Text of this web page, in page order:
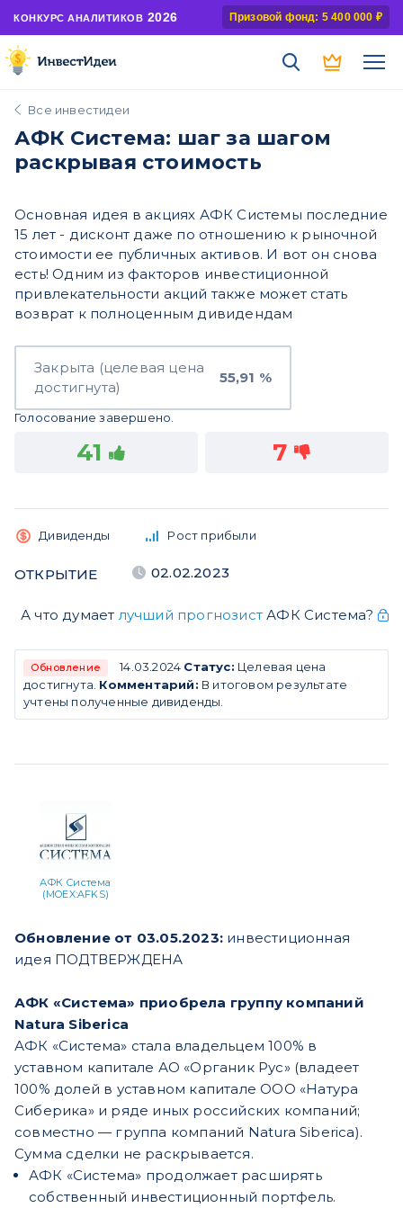
КОНКУРС АНАЛИТИКОВ 2026 Призовой фонд: 5 400 000 ₽
Все инвестидеи
АФК Система: шаг за шагом
раскрывая стоимость
Основная идея в акциях АФК Системы последние
15 лет - дисконт даже по отношению к рыночной
стоимости ее публичных активов. И вот он снова
есть! Одним из факторов инвестиционной
привлекательности акций также может стать
возврат к полноценным дивидендам
Закрыта (целевая цена
достигнута)
55,91 %
Голосование завершено.
41 7
Дивиденды Рост прибыли
ОТКРЫТИЕ 02.02.2023
А что думает лучший прогнозистАФК Система?
Обновление 14.03.2024 Статус: Целевая цена
достигнута. Комментарий: В итоговом результате
учтены полученные дивиденды.
АФК Система
(MOEX:AFKS)
Обновление от 03.05.2023: инвестиционная
идея ПОДТВЕРЖДЕНА
АФК «Система» приобрела группу компаний
Natura Siberica
АФК «Система» стала владельцем 100% в
уставном капитале АО «Органик Рус» (владеет
100% долей в уставном капитале ООО «Натура
Сиберика» и ряде иных российских компаний;
совместно — группа компаний Natura Siberica).
Сумма сделки не раскрывается.
АФК «Система» продолжает расширять
собственный инвестиционный портфель.